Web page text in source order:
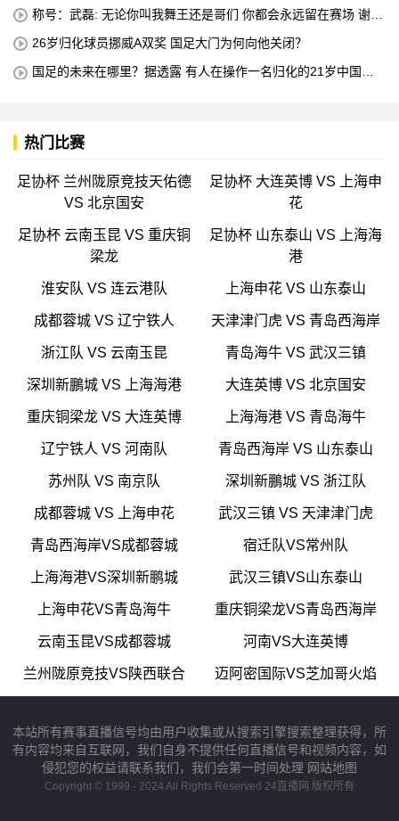
称号：武磊: 无论你叫我舞王还是哥们 你都会永远留在赛场 谢谢
26岁归化球员挪威A双奖 国足大门为何向他关闭？
国足的未来在哪里？据透露 有人在操作一名归化的21岁中国中
热门比赛
足协杯 兰州陇原竞技天佑德
VS 北京国安
足协杯 大连英博 VS 上海申
花
足协杯 云南玉昆 VS 重庆铜
梁龙
足协杯 山东泰山 VS 上海海
港
淮安队 VS 连云港队 上海申花 VS 山东泰山
成都蓉城 VS 辽宁铁人 天津津门虎 VS 青岛西海岸
浙江队 VS 云南玉昆 青岛海牛 VS 武汉三镇
深圳新鵬城 VS 上海海港 大连英博 VS 北京国安
重庆铜梁龙 VS 大连英博 上海海港 VS 青岛海牛
辽宁铁人 VS 河南队 青岛西海岸 VS 山东泰山
苏州队 VS 南京队 深圳新鵬城 VS 浙江队
成都蓉城 VS 上海申花 武汉三镇 VS 天津津门虎
青岛西海岸VS成都蓉城 宿迁队VS常州队
上海海港VS深圳新鹏城 武汉三镇VS山东泰山
上海申花VS青岛海牛 重庆铜梁龙VS青岛西海岸
云南玉昆VS成都蓉城 河南VS大连英博
兰州陇原竞技VS陕西联合 迈阿密国际VS芝加哥火焰
本站所有赛事直播信号均由用户收集或从搜索引擎搜索整理获得，所
有内容均来自互联网，我们自身不提供任何直播信号和视频内容，如
侵犯您的权益请联系我们，我们会第一时间处理 网站地图
Copyright © 1999 - 2024 All Rights Reserved 24直播网 版权所有